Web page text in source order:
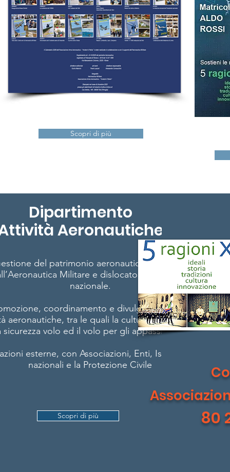
Scopri di più
Dipartimento
Aeronautiche
del patrimonio aeronautico dismesso
Militare e dislocato sul territorio
nazionale.
coordinamento e divulgazione delle
aeronautiche, tra le quali la cultura aeronautica,
sicurezza volo ed il volo per gli appassionati.
esterne, con Associazioni, Enti, Istituzioni
nazionali e la Protezione Civile
Scopri di più 80